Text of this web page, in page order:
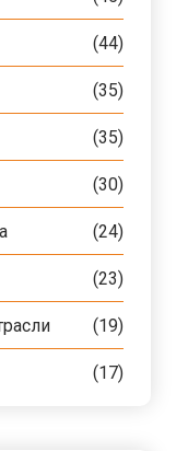
(44)
(35)
(35)
(30)
(24)
(23)
(19)
(17)